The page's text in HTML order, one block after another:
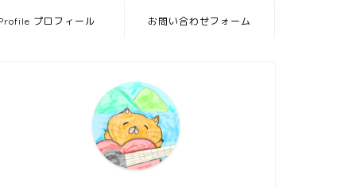
プロフィール お問い合わせフォーム